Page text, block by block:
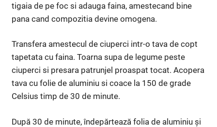
tigaia de pe foc si adauga faina, amestecand bine
pana cand compozitia devine omogena.
Transfera amestecul de ciuperci intr-o tava de copt
tapetata cu faina. Toarna supa de legume peste
ciuperci si presara patrunjel proaspat tocat. Acopera
tava cu folie de aluminiu si coace la 150 de grade
Celsius timp de 30 de minute.
După 30 de minute, îndepărtează folia de aluminiu și